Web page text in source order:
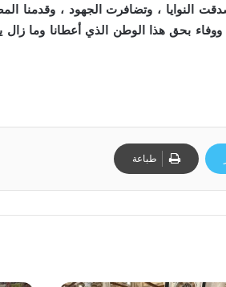
النوايا ، وتضافرت الجهود ، وقدمنا
، ووفاء بحق هذا الوطن الذي أعطانا وما
طباعة